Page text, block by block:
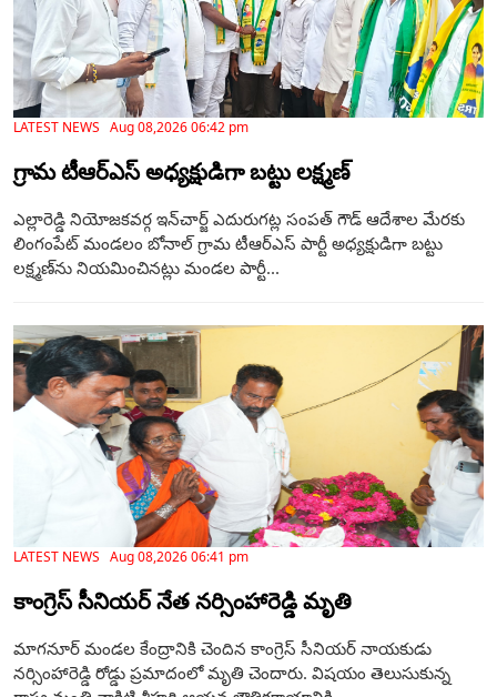
LATEST NEWS Aug 08,2026 06:42 pm
గ్రామ టీఆర్‌ఎస్ అధ్యక్షుడిగా బట్టు లక్ష్మణ్
ఎల్లారెడ్డి నియోజకవర్గ ఇన్‌చార్జ్ ఎదురుగట్ల సంపత్ గౌడ్ ఆదేశాల మేరకు
లింగంపేట్ మండలం బోనాల్ గ్రామ టీఆర్‌ఎస్ పార్టీ అధ్యక్షుడిగా బట్టు
లక్ష్మణ్‌ను నియమించినట్లు మండల పార్టీ...
LATEST NEWS Aug 08,2026 06:41 pm
కాంగ్రెస్ సీనియర్ నేత నర్సింహారెడ్డి మృతి
మాగనూర్ మండల కేంద్రానికి చెందిన కాంగ్రెస్ సీనియర్ నాయకుడు
నర్సింహారెడ్డి రోడ్డు ప్రమాదంలో మృతి చెందారు. విషయం తెలుసుకున్న